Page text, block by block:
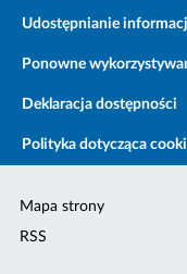
Udostępnianie
Ponowne
Deklaracja dostępności
Polityka dotycząca
Mapa strony
RSS